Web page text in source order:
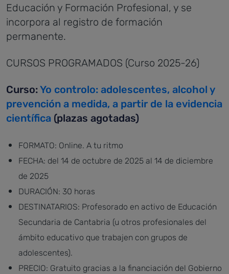
Educación y Formación Profesional, y se
incorpora al registro de formación
permanente.
CURSOS PROGRAMADOS (Curso 2025-26)
Curso:Yo controlo: adolescentes, alcohol y
prevención a medida, a partir de la evidencia
científica (plazas agotadas)
FORMATO: Online. A tu ritmo
FECHA: del 14 de octubre de 2025 al 14 de diciembre
de 2025
DURACIÓN: 30 horas
DESTINATARIOS: Profesorado en activo de Educación
Secundaria de Cantabria (u otros profesionales del
ámbito educativo que trabajen con grupos de
adolescentes).
PRECIO: Gratuito gracias a la financiación del Gobierno